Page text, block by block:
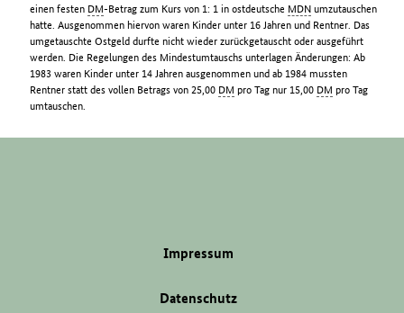
einen festen DM-Betrag zum Kurs von 1: 1 in ostdeutsche MDN umzutauschen
hatte. Ausgenommen hiervon waren Kinder unter 16 Jahren und Rentner. Das
umgetauschte Ostgeld durfte nicht wieder zurückgetauscht oder ausgeführt
werden. Die Regelungen des Mindestumtauschs unterlagen Änderungen: Ab
1983 waren Kinder unter 14 Jahren ausgenommen und ab 1984 mussten
Rentner statt des vollen Betrags von 25,00 DM pro Tag nur 15,00 DM pro Tag
umtauschen.
Impressum
Datenschutz